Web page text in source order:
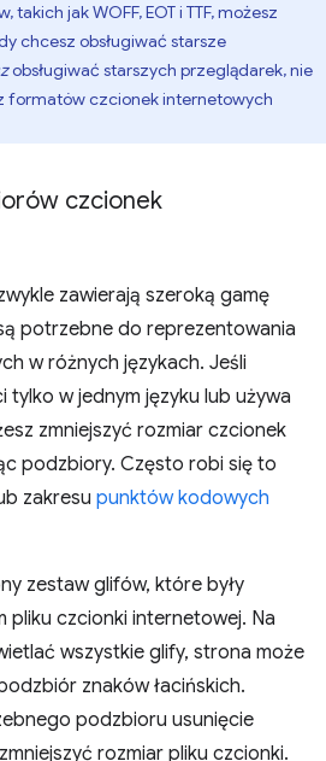
takich jak WOFF, EOT i TTF, możesz
chcesz obsługiwać starsze
obsługiwać starszych przeglądarek, nie
formatów czcionek internetowych
czcionek
zawierają szeroką gamę
potrzebne do reprezentowania
w różnych językach. Jeśli
w jednym języku lub używa
zmniejszyć rozmiar czcionek
podzbiory. Często robi się to
zakresu punktów kodowych
zestaw glifów, które były
pliku czcionki internetowej. Na
wszystkie glify, strona może
znaków łacińskich.
podzbioru usunięcie
rozmiar pliku czcionki.